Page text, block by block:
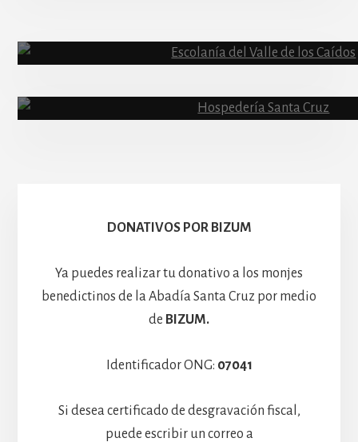
Hospedería
DONATIVOS POR BIZUM
Ya puedes realizar tu donativo a los monjes
benedictinos de la Abadía Santa Cruz por medio
de BIZUM.
Identificador ONG: 07041
Si desea certificado de desgravación fiscal,
puede escribir un correo a